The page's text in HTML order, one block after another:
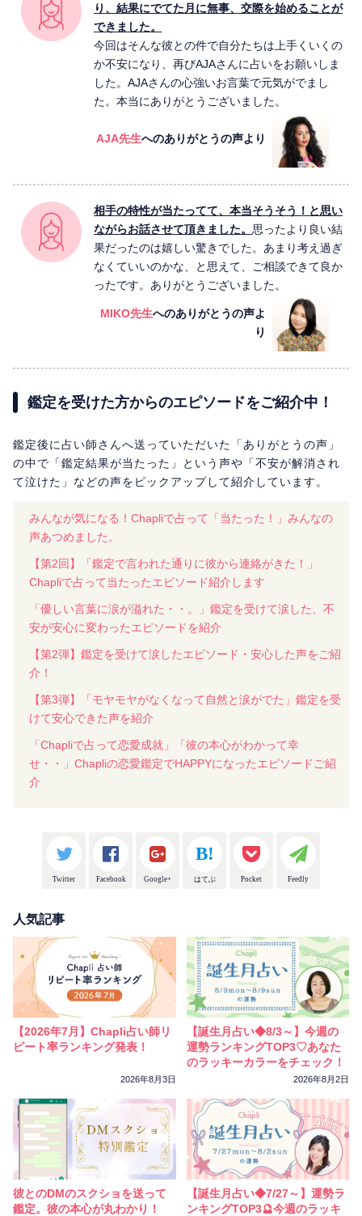
り、結果にでてた月に無事、交際を始めることが
できました。
今回はそんな彼との件で自分たちは上手くいくの
か不安になり、再びAJAさんに占いをお願いしま
した。AJAさんの心強いお言葉で元気がでまし
た。本当にありがとうございました。
AJA先生へのありがとうの声より
相手の特性が当たってて、本当そうそう！と思い
ながらお話させて頂きました。 思ったより良い結
果だったのは嬉しい驚きでした。あまり考え過ぎ
なくていいのかな、と思えて、ご相談できて良か
ったです。ありがとうございました。
MIKO先生へのありがとうの声よ
り
鑑定を受けた方からのエピソードをご紹介中！
鑑定後に占い師さんへ送っていただいた「ありがとうの声」
の中で「鑑定結果が当たった」という声や「不安が解消され
て泣けた」などの声をピックアップして紹介しています。
みんなが気になる！Chapliで占って「当たった！」みんなの
声あつめました。
【第2回】「鑑定で言われた通りに彼から連絡がきた！」
Chapliで占って当たったエピソード紹介します
「優しい言葉に涙が溢れた・・。」鑑定を受けて涙した、不
安が安心に変わったエピソードを紹介
【第2弾】鑑定を受けて涙したエピソード・安心した声をご紹
介！
【第3弾】「モヤモヤがなくなって自然と涙がでた」鑑定を受
けて安心できた声を紹介
「Chapliで占って恋愛成就」「彼の本心がわかって幸
せ・・」Chapliの恋愛鑑定でHAPPYになったエピソードご紹
介
Twitter Facebook Google+ はてぶ Pocket Feedly
人気記事
【2026年7月】Chapli占い師リ
ピート率ランキング発表！
2026年8月3日
【誕生月占い◆8/3～】今週の
運勢ランキングTOP3♡あなた
のラッキーカラーをチェック！
2026年8月2日
彼とのDMのスクショを送って
鑑定。彼の本心が丸わかり！
【誕生月占い◆7/27～】運勢ラ
ンキングTOP3🔮今週のラッキ